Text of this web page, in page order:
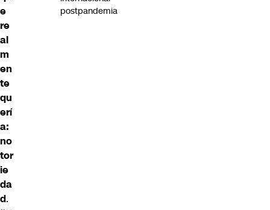
e
re
al
m
en
te
qu
erí
a:
no
tor
ie
da
d.
postpandemia